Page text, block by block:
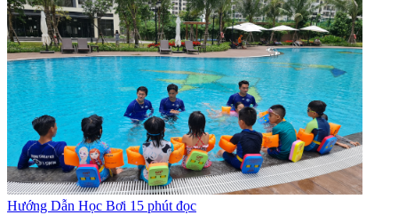
Hướng Dẫn Học Bơi 15 phút đọc